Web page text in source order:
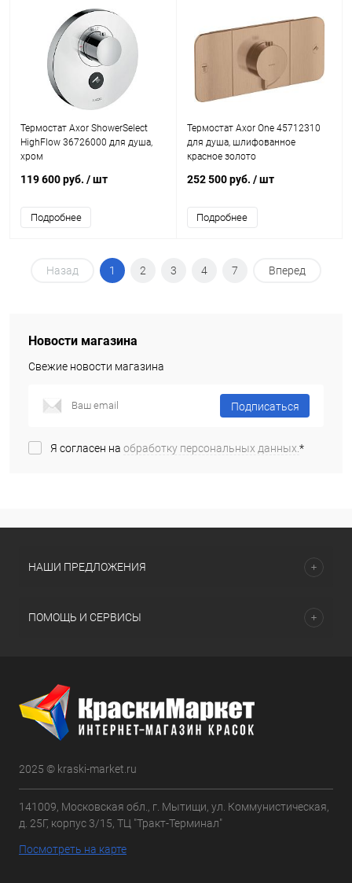
Термостат Axor ShowerSelect
HighFlow 36726000 для душа,
хром
119 600 руб. / шт
Подробнее
Термостат Axor One 45712310
для душа, шлифованное
красное золото
252 500 руб. / шт
Подробнее
Назад 1 2 3 4 7 Вперед
Новости магазина
Свежие новости магазина
Подписаться
Я согласен на обработку персональных данных.*
НАШИ ПРЕДЛОЖЕНИЯ
ПОМОЩЬ И СЕРВИСЫ
2025 © kraski-market.ru
141009, Московская обл., г. Мытищи, ул. Коммунистическая,
д. 25Г, корпус 3/15, ТЦ "Тракт-Терминал"
Посмотреть на карте